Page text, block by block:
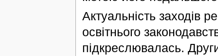
Актуальність заходів
освітнього
підкреслювалась.